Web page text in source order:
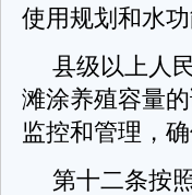
使用规划和水功
县级以上人
滩涂养殖容量
监控和管理，
第十二条按